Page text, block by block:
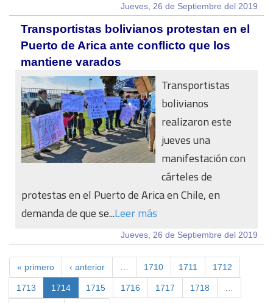
Jueves, 26 de Septiembre del 2019
Transportistas bolivianos protestan en el
Puerto de Arica ante conflicto que los
mantiene varados
Transportistas
bolivianos
realizaron este
jueves una
manifestación con
cárteles de
protestas en el Puerto de Arica en Chile, en
demanda de que se...Leer más
Jueves, 26 de Septiembre del 2019
« primero ‹ anterior 1710 1711 1712
1713 1714 1715 1716 1717 1718